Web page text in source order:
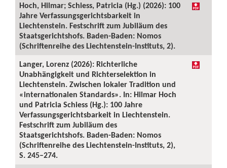
Hoch, Hilmar; Schiess, Patricia (Hg.) (2026): 100
Jahre Verfassungsgerichtsbarkeit in
Liechtenstein. Festschrift zum Jubiläum des
Staatsgerichtshofs. Baden-Baden: Nomos
(Schriftenreihe des Liechtenstein-Instituts, 2).
Langer, Lorenz (2026): Richterliche
Unabhängigkeit und Richterselektion in
Liechtenstein. Zwischen lokaler Tradition und
«internationalen Standards». In: Hilmar Hoch
und Patricia Schiess (Hg.): 100 Jahre
Verfassungsgerichtsbarkeit in Liechtenstein.
Festschrift zum Jubiläum des
Staatsgerichtshofs. Baden-Baden: Nomos
(Schriftenreihe des Liechtenstein-Instituts, 2),
S. 245–274.